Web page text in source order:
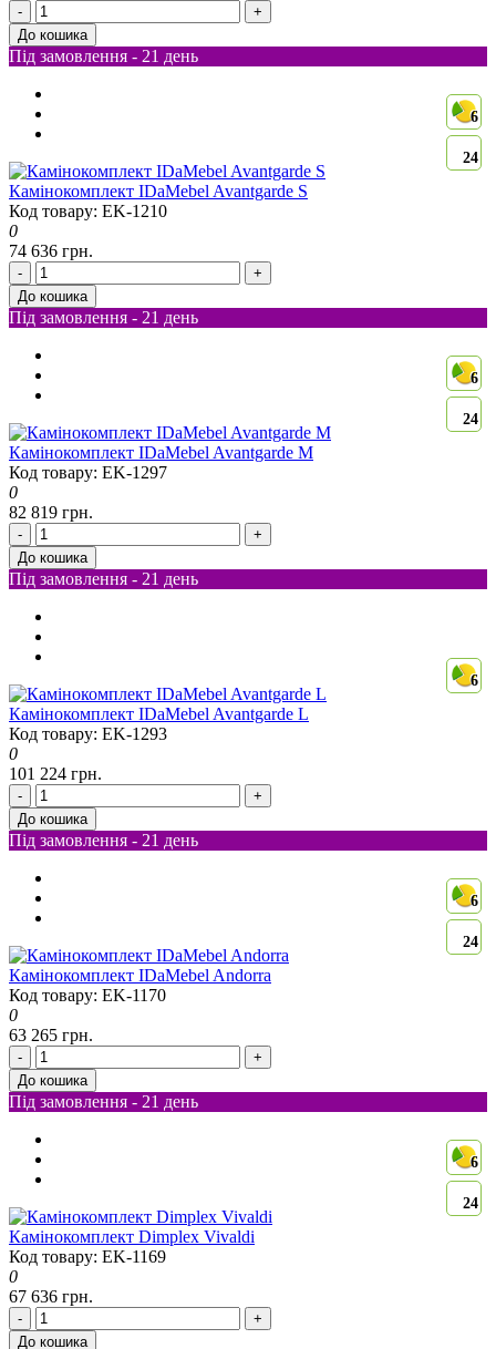
-
+
До кошика
Під замовлення - 21 день
6
24
Камінокомплект IDaMebel Avantgarde S
Код товару: EK-1210
0
74 636 грн.
-
+
До кошика
Під замовлення - 21 день
6
24
Камінокомплект IDaMebel Avantgarde M
Код товару: EK-1297
0
82 819 грн.
-
+
До кошика
Під замовлення - 21 день
6
Камінокомплект IDaMebel Avantgarde L
Код товару: EK-1293
0
101 224 грн.
-
+
До кошика
Під замовлення - 21 день
6
24
Камінокомплект IDaMebel Andorra
Код товару: EK-1170
0
63 265 грн.
-
+
До кошика
Під замовлення - 21 день
6
24
Камінокомплект Dimplex Vivaldi
Код товару: EK-1169
0
67 636 грн.
-
+
До кошика